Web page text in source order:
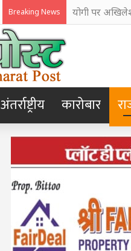
Breaking News योगी पर
अंतर्राष्ट्रीय कारोबार